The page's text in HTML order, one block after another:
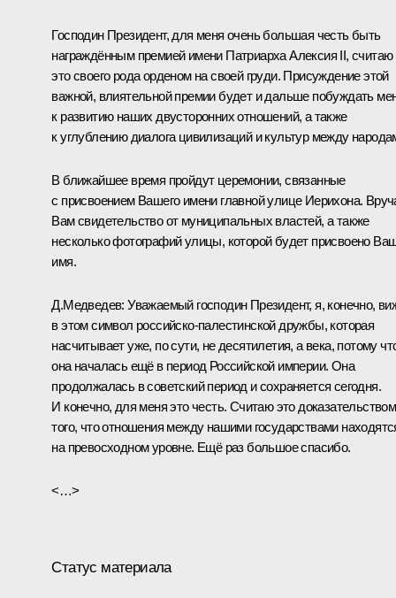
Господин Президент, для меня очень большая честь быть
награждённым премией имени Патриарха Алексия II, считаю
это своего рода орденом на своей груди. Присуждение этой
важной, влиятельной премии будет и дальше побуждать
к развитию наших двусторонних отношений, а также
к углублению диалога цивилизаций и культур между
В ближайшее время пройдут церемонии, связанные
с присвоением Вашего имени главной улице Иерихона.
Вам свидетельство от муниципальных властей, а также
несколько фотографий улицы, которой будет присвоено
имя.
Д.Медведев: Уважаемый господин Президент, я, конечно,
в этом символ российско-палестинской дружбы, которая
насчитывает уже, по сути, не десятилетия, а века, потому
она началась ещё в период Российской империи. Она
продолжалась в советский период и сохраняется сегодня.
И конечно, для меня это честь. Считаю это доказательством
того, что отношения между нашими государствами
на превосходном уровне. Ещё раз большое спасибо.
<…>
Статус материала